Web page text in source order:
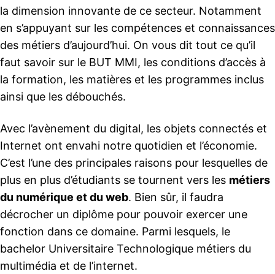
la dimension innovante de ce secteur. Notamment
en s’appuyant sur les compétences et connaissances
des métiers d’aujourd’hui. On vous dit tout ce qu’il
faut savoir sur le BUT MMI, les conditions d’accès à
la formation, les matières et les programmes inclus
ainsi que les débouchés.
Avec l’avènement du digital, les objets connectés et
Internet ont envahi notre quotidien et l’économie.
C’est l’une des principales raisons pour lesquelles de
plus en plus d’étudiants se tournent vers les métiers
du numérique et du web. Bien sûr, il faudra
décrocher un diplôme pour pouvoir exercer une
fonction dans ce domaine. Parmi lesquels, le
bachelor Universitaire Technologique métiers du
multimédia et de l’internet.